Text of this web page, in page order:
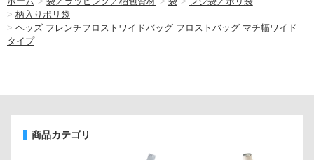
> 柄入りポリ袋
> ヘッズ フレンチフロストワイドバッグ フロストバッグ マチ幅ワイド
タイプ
商品カテゴリ